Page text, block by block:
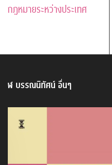
กฎหมายระหว่างประเทศ
ฬ บรรณนิทัศน์ อื่นๆ